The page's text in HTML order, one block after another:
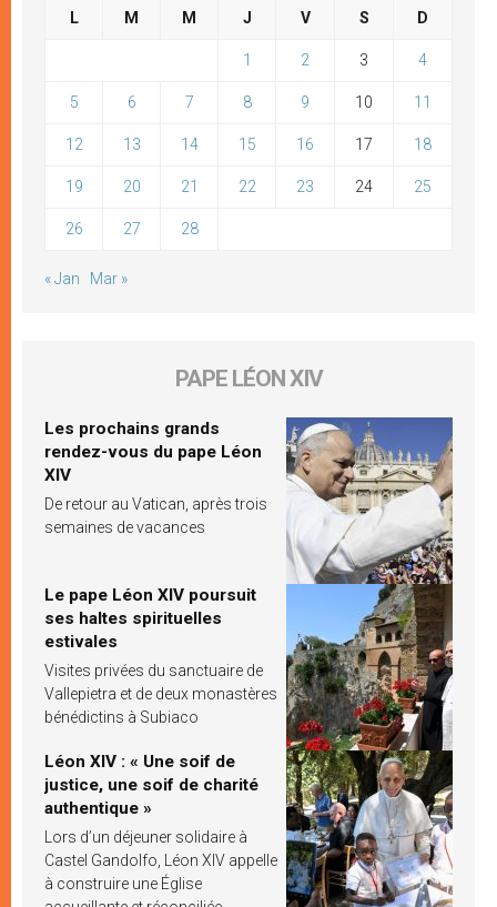
L M M J V S D
1 2 3 4
5 6 7 8 9 10 11
12 13 14 15 16 17 18
19 20 21 22 23 24 25
26 27 28
« Jan Mar »
PAPE LÉON XIV
Les prochains grands
rendez-vous du pape Léon
XIV
De retour au Vatican, après trois
semaines de vacances
Le pape Léon XIV poursuit
ses haltes spirituelles
estivales
Visites privées du sanctuaire de
Vallepietra et de deux monastères
bénédictins à Subiaco
Léon XIV : « Une soif de
justice, une soif de charité
authentique »
Lors d’un déjeuner solidaire à
Castel Gandolfo, Léon XIV appelle
à construire une Église